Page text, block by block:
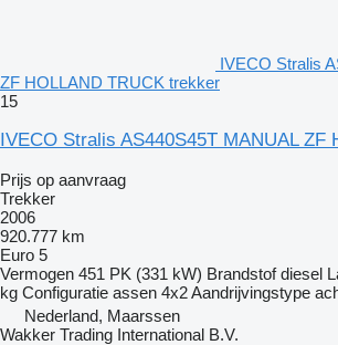
IVECO Stralis
ZF HOLLAND TRUCK trekker
15
IVECO Stralis AS440S45T MANUAL ZF
Prijs op aanvraag
Trekker
2006
920.777 km
Euro 5
Vermogen 451 PK (331 kW) Brandstof diesel
kg Configuratie assen 4x2Aandrijvingstype
Nederland, Maarssen
Wakker Trading International B.V.